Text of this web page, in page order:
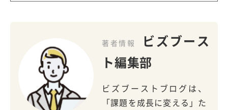
著者情報
ビズブース
ト編集部
ビズブーストブログは、
「課題を成長に変える」た